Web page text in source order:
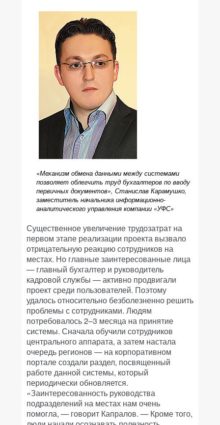
«Механизм обмена данными между системами
позволяет облегчить труд бухгалтеров по вводу
первичных документов», Станислав Карамушко,
заместитель начальника информационно-
аналитического управления компании «УФС»
Существенное увеличение трудозатрат на
первом этапе реализации проекта вызвало
отрицательную реакцию сотрудников на
местах. Но главные заинтересованные лица
— главный бухгалтер и руководитель
кадровой службы — активно продвигали
проект среди пользователей. Поэтому
удалось относительно безболезненно решить
проблемы с сотрудниками. Людям
потребовалось 2–3 месяца на принятие
системы. Сначала обучили сотрудников
центрального аппарата, а затем настала
очередь регионов — на корпоративном
портале создали раздел, посвященный
работе данной системы, который
периодически обновляется.
«Заинтересованность руководства
подразделений на местах нам очень
помогла, — говорит Капралов. — Кроме того,